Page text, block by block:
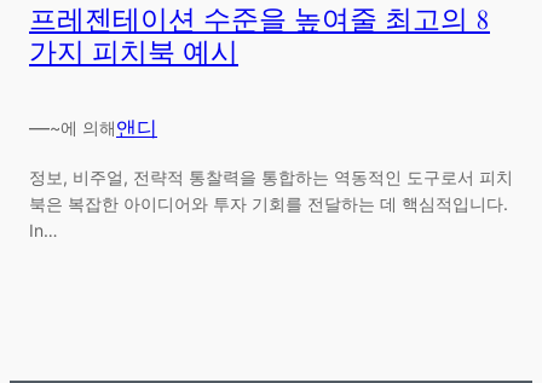
프레젠테이션 수준을 높여줄 최고의 8
가지 피치북 예시
—~에 의해앤디
정보, 비주얼, 전략적 통찰력을 통합하는 역동적인 도구로서 피치
북은 복잡한 아이디어와 투자 기회를 전달하는 데 핵심적입니다.
In…